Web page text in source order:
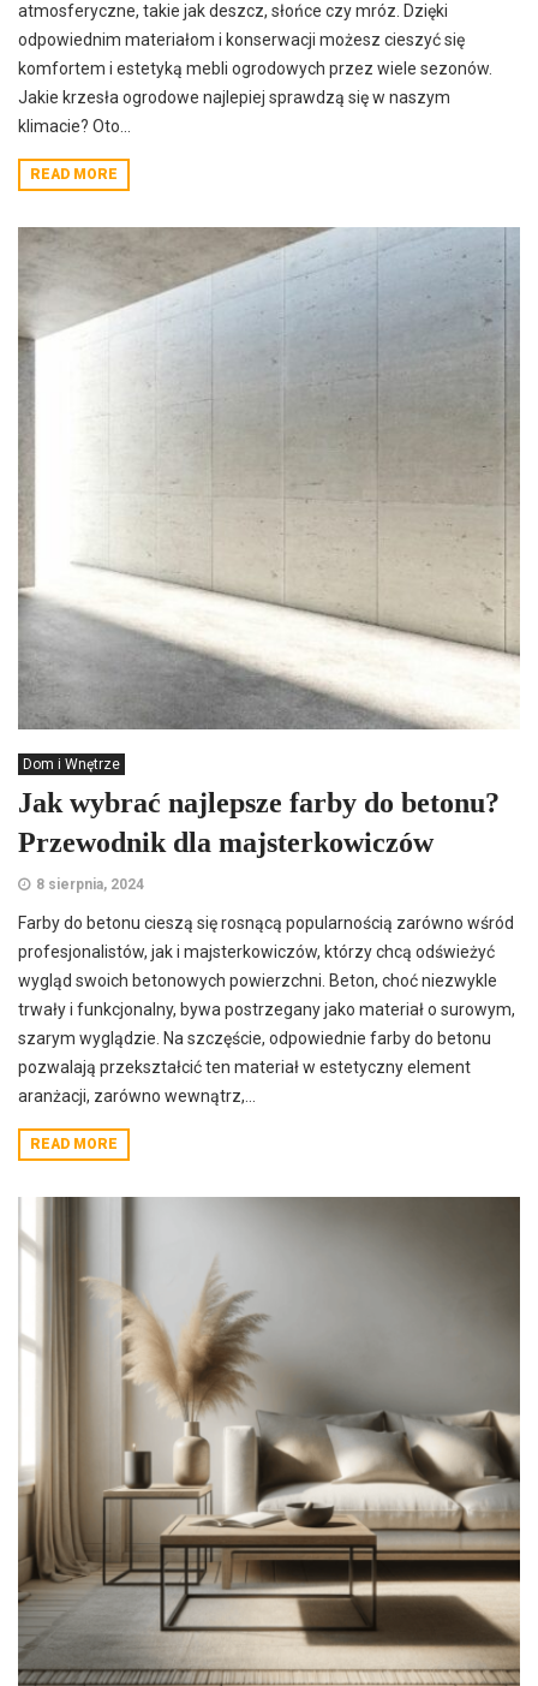
atmosferyczne, takie jak deszcz, słońce czy mróz. Dzięki
odpowiednim materiałom i konserwacji możesz cieszyć się
komfortem i estetyką mebli ogrodowych przez wiele sezonów.
Jakie krzesła ogrodowe najlepiej sprawdzą się w naszym
klimacie? Oto...
READ MORE
Dom i Wnętrze
Jak wybrać najlepsze farby do betonu?
Przewodnik dla majsterkowiczów
8 sierpnia, 2024
Farby do betonu cieszą się rosnącą popularnością zarówno wśród
profesjonalistów, jak i majsterkowiczów, którzy chcą odświeżyć
wygląd swoich betonowych powierzchni. Beton, choć niezwykle
trwały i funkcjonalny, bywa postrzegany jako materiał o surowym,
szarym wyglądzie. Na szczęście, odpowiednie farby do betonu
pozwalają przekształcić ten materiał w estetyczny element
aranżacji, zarówno wewnątrz,...
READ MORE